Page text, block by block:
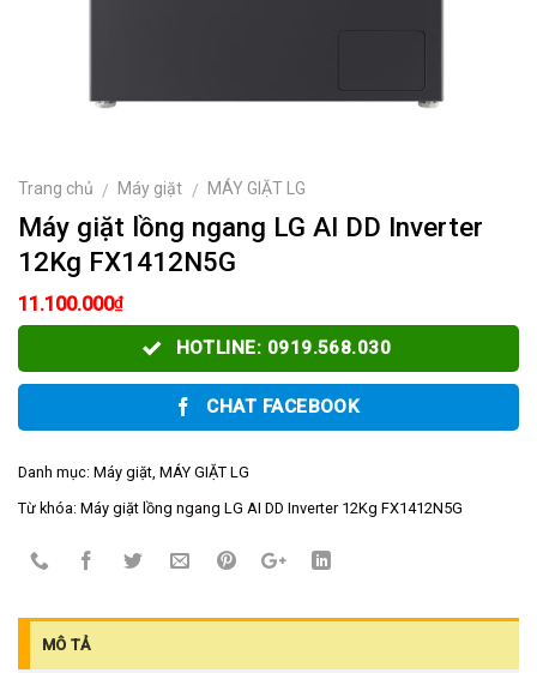
Trang chủ / Máy giặt / MÁY GIẶT LG
Máy giặt lồng ngang LG AI DD Inverter
12Kg FX1412N5G
11.100.000₫
HOTLINE: 0919.568.030
CHAT FACEBOOK
Danh mục: Máy giặt, MÁY GIẶT LG
Từ khóa: Máy giặt lồng ngang LG AI DD Inverter 12Kg FX1412N5G
MÔ TẢ